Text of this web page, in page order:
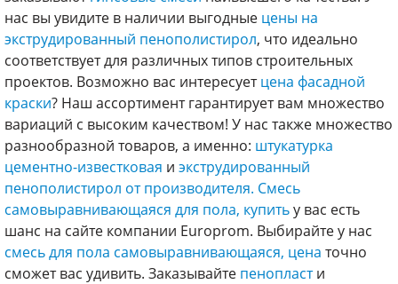
нас вы увидите в наличии выгодные цены на
экструдированный пенополистирол, что идеально
соответствует для различных типов строительных
проектов. Возможно вас интересуетцена фасадной
краски? Наш ассортимент гарантирует вам множество
вариаций с высоким качеством! У нас также множество
разнообразной товаров, а именно: штукатурка
цементно-известковая и экструдированный
пенополистирол от производителя. Смесь
самовыравнивающаяся для пола, купитьу вас есть
шанс на сайте компании Europrom. Выбирайте у нас
смесь для пола самовыравнивающаяся, цена точно
сможет вас удивить. Заказывайте пенопласти